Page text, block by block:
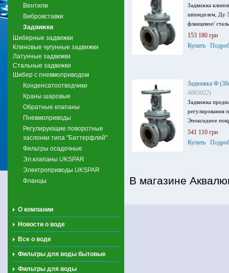
Вентили
Вибровставки
Задвижки
Шиберные задвижки
Клиновые чугунные задвижки
Латунные задвижки
Стальные задвижки
Шибер с пневмоприводом
Конденсатоотводчики
Краны шаровые
Обратные клапаны
Пневмоприводы
Регулирующие поворотные
заслонки типа "Баттерфляй"
Фильтры осадочные
Эл.клапаны UKSPAR
Электроприводы UKSPAR
Фланцы
О компании
Новости о воде
Все о воде
Фильтры для воды бытовые
Фильтры для воды
Задвижка
шпинделем, Ду
фланцевое/ сталь
153 180 грн
Купить
Задвижка Ф
4065022)
Задвижка
регулирования
Эпоксидное
541 110 грн
Купить
В магазине